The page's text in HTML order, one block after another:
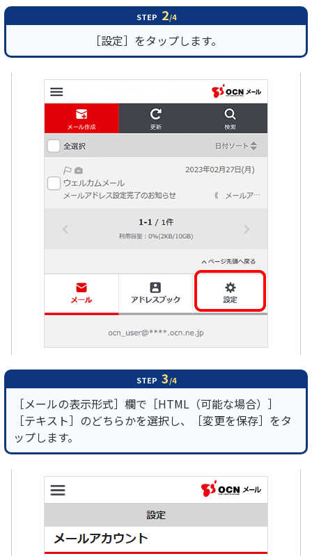
STEP 2/4
［設定］をタップします。
STEP 3/4
［メールの表示形式］欄で［HTML（可能な場合）］
［テキスト］のどちらかを選択し、［変更を保存］をタ
ップします。